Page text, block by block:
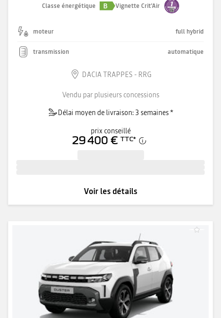
Classe énergétique
B Vignette Crit'Air
moteur full hybrid
transmission automatique
DACIA TRAPPES - RRG
Vendu par plusieurs concessions
Délai moyen de livraison: 3 semaines *
prix conseillé
29 400 € TTC*
Voir les détails